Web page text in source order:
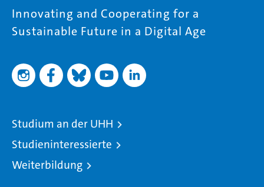
Innovating and Cooperating for a
Sustainable Future in a Digital Age
Studium an der UHH
Studieninteressierte
Weiterbildung